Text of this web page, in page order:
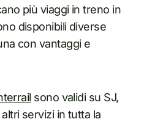
più viaggi in treno in
disponibili diverse
con vantaggi e
sono validi su SJ,
servizi in tutta la